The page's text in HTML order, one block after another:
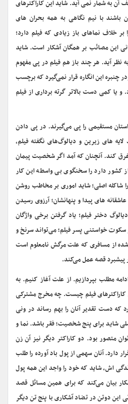
به شمار نمی آید. شاید این کاراکترهای
باشند با نیم نگاهی به همه بحران های
بر خلاف نماهای باز زیادی که فیلم دارد؛
این مصائب بر همگان آشکار است. شاید
نظر آید. هر چند باز هم فیلم در پی مفهوم
این انگاره قرار نمی‌گیرد که برچسب
یا کمی دست بالاتر گرته برداری از فیلم
مستقیمی را پی می‌گیرند. در پی دادن
های زیرین و دیالوگ‌های نگفته فیلم،
کند. آنچنان که آمد اگر شخصیت پیمان
دارد را سخنگوی بی واسطه این کار
شاکله اصلی؛ شاید اموری بر مخاطب روشن
های پیدا و پنهانشان؛ آرزوی رسیدن
دختر فیلم؛ یاد گرفتن برخی واژگان
خواستنی پسر فیلم؛ می‌تواند سرنخ و
شده از مسافری که علت مرگش نامعلوم است
پیشبرد قصه عمل می‌کند.
مطلب بپردازیم. از علت آغاز کنیم. به
کاراکترهای فیلم چیست. چه مخرج مشترکی
دست تقدیر آنان را بهم رساند در ونی
شاید برای پنج شخصیت؛ فقر باشد. نما و
متصور بود. دو کاراکتر دیگر نیز آن زن
دارد. آنان سهمی از پول باد آورده را طلب
اش، شاید که خود را واجد این همه پول
بیان می‌کند که برای همین مسائل قصد
این دوتن در تضاد آشکاری با پنج تن دیگر